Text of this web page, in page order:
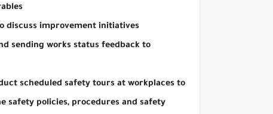
discuss improvement initiatives.
sending works status feedback to
scheduled safety tours at workplaces to
safety policies, procedures and safety